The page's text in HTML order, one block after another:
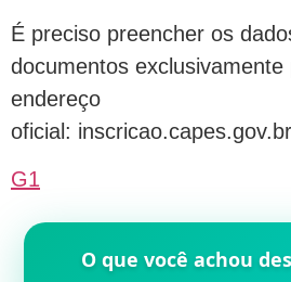
É preciso preencher os
documentos
endereço
oficial:
G1
O que você achou